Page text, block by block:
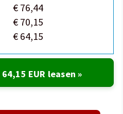
€ 76,44
€ 70,15
€ 64,15
64,15 EUR leasen »